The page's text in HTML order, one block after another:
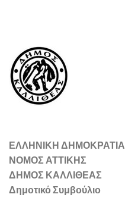
ΕΛΛΗΝΙΚΗ ΔΗΜΟΚΡΑΤΙΑ
ΝΟΜΟΣ ΑΤΤΙΚΗΣ
ΔΗΜΟΣ ΚΑΛΛΙΘΕΑΣ
Δημοτικό Συμβούλιο